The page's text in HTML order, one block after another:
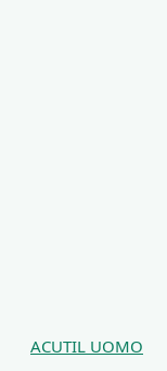
ACUTIL UOMO